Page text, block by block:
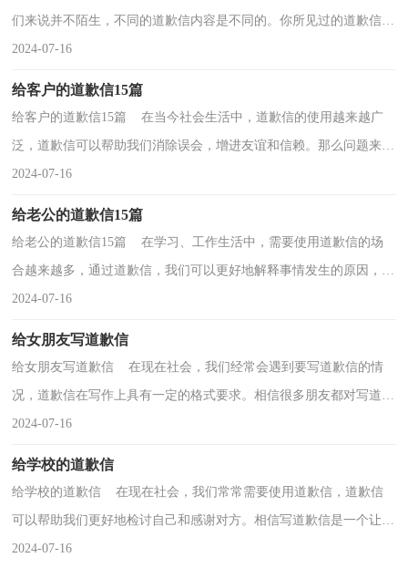
们来说并不陌生，不同的道歉信内容是不同的。你所见过的道歉信是
什么样的呢？下面是小编精心整理的英语道歉信，供...
2024-07-16
给客户的道歉信15篇
给客户的道歉信15篇 在当今社会生活中，道歉信的使用越来越广
泛，道歉信可以帮助我们消除误会，增进友谊和信赖。那么问题来
了，到底应如何写一份恰当的道歉信呢？以下是小编帮大家...
2024-07-16
给老公的道歉信15篇
给老公的道歉信15篇 在学习、工作生活中，需要使用道歉信的场
合越来越多，通过道歉信，我们可以更好地解释事情发生的原因，消
除误会或矛盾。道歉信的注意事项有许多，你确定会写吗...
2024-07-16
给女朋友写道歉信
给女朋友写道歉信 在现在社会，我们经常会遇到要写道歉信的情
况，道歉信在写作上具有一定的格式要求。相信很多朋友都对写道歉
信感到非常苦恼吧，以下是小编为大家收集的给女朋...
2024-07-16
给学校的道歉信
给学校的道歉信 在现在社会，我们常常需要使用道歉信，道歉信
可以帮助我们更好地检讨自己和感谢对方。相信写道歉信是一个让许
多人都头痛的问题，以下是小编为大家整理的给学校...
2024-07-16